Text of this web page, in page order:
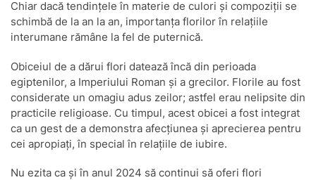
Chiar dacă tendințele în materie de culori și compoziții se
schimbă de la an la an, importanța florilor în relațiile
interumane rămâne la fel de puternică.
Obiceiul de a dărui flori datează încă din perioada
egiptenilor, a Imperiului Roman și a grecilor. Florile au fost
considerate un omagiu adus zeilor; astfel erau nelipsite din
practicile religioase. Cu timpul, acest obicei a fost integrat
ca un gest de a demonstra afecțiunea și aprecierea pentru
cei apropiați, în special în relațiile de iubire.
Nu ezita ca și în anul 2024 să continui să oferi flori